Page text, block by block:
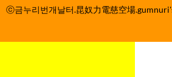
컨ⓒ금누리번개날터.昆奴力電慈空場